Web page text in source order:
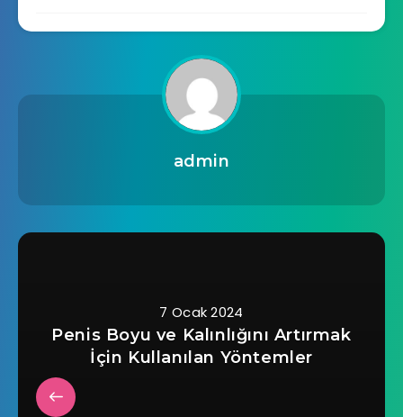
admin
7 Ocak 2024
Penis Boyu ve Kalınlığını Artırmak
İçin Kullanılan Yöntemler